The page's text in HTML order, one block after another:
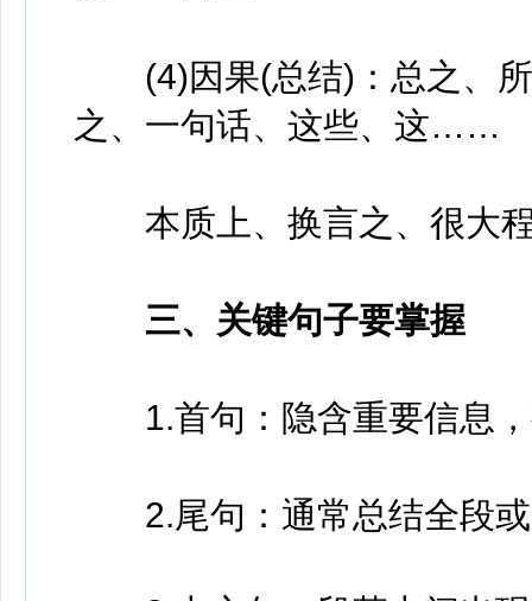
(4)因果(总结)：总之、所
之、一句话、这些、这……
本质上、换言之、很大
三、关键句子要掌握
1.首句：隐含重要信息，
2.尾句：通常总结全段或